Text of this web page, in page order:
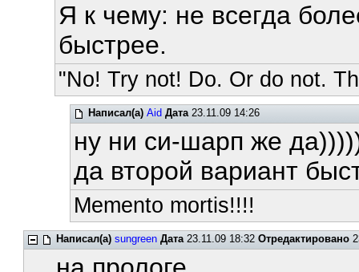
Я к чему: не всегда
быстрее.
"No! Try not! Do. Or do not.
Написал(а) Aid Дата23.11.09 14:26
ну ни си-шарп же
да второй вариант
Memento mortis!!!!
Написал(а) sungreen Дата23.11.09 18:32Отредактировано